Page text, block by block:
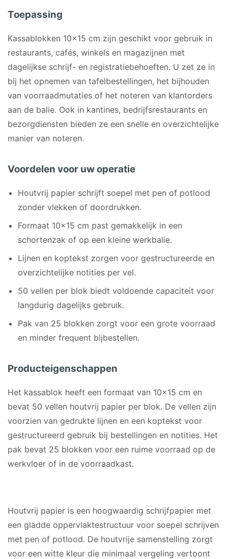
Toepassing
Kassablokken 10×15 cm zijn geschikt voor gebruik in
restaurants, cafés, winkels en magazijnen met
dagelijkse schrijf- en registratiebehoeften. U zet ze in
bij het opnemen van tafelbestellingen, het bijhouden
van voorraadmutaties of het noteren van klantorders
aan de balie. Ook in kantines, bedrijfsrestaurants en
bezorgdiensten bieden ze een snelle en overzichtelijke
manier van noteren.
Voordelen voor uw operatie
Houtvrij papier schrijft soepel met pen of potlood
zonder vlekken of doordrukken.
Formaat 10×15 cm past gemakkelijk in een
schortenzak of op een kleine werkbalie.
Lijnen en koptekst zorgen voor gestructureerde en
overzichtelijke notities per vel.
50 vellen per blok biedt voldoende capaciteit voor
langdurig dagelijks gebruik.
Pak van 25 blokken zorgt voor een grote voorraad
en minder frequent bijbestellen.
Producteigenschappen
Het kassablok heeft een formaat van 10×15 cm en
bevat 50 vellen houtvrij papier per blok. De vellen zijn
voorzien van gedrukte lijnen en een koptekst voor
gestructureerd gebruik bij bestellingen en notities. Het
pak bevat 25 blokken voor een ruime voorraad op de
werkvloer of in de voorraadkast.
Houtvrij papier is een hoogwaardig schrijfpapier met
een gladde oppervlaktestructuur voor soepel schrijven
met pen of potlood. De houtvrije samenstelling zorgt
voor een witte kleur die minimaal vergeling vertoont